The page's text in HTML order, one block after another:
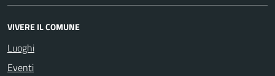
VIVERE IL COMUNE
Luoghi
Eventi